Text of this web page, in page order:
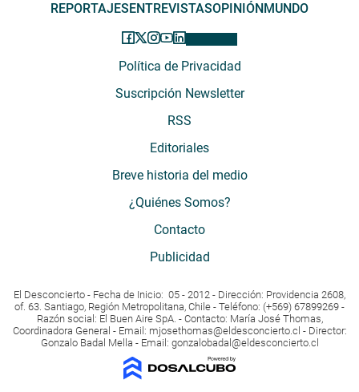
REPORTAJES ENTREVISTASOPINIÓN MUNDO
Política de Privacidad
Suscripción Newsletter
RSS
Editoriales
Breve historia del medio
¿Quiénes Somos?
Contacto
Publicidad
El Desconcierto - Fecha de Inicio: 05 - 2012 - Dirección: Providencia 2608,
of. 63. Santiago, Región Metropolitana, Chile - Teléfono: (+569) 67899269 -
Razón social: El Buen Aire SpA. - Contacto: María José Thomas,
Coordinadora General - Email: mjosethomas@eldesconcierto.cl - Director:
Gonzalo Badal Mella - Email: gonzalobadal@eldesconcierto.cl